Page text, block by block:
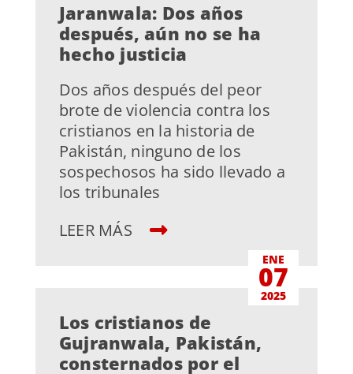
Jaranwala: Dos años
después, aún no se ha
hecho justicia
Dos años después del peor
brote de violencia contra los
cristianos en la historia de
Pakistán, ninguno de los
sospechosos ha sido llevado a
los tribunales
LEER MÁS
ENE
07
2025
Los cristianos de
Gujranwala, Pakistán,
consternados por el